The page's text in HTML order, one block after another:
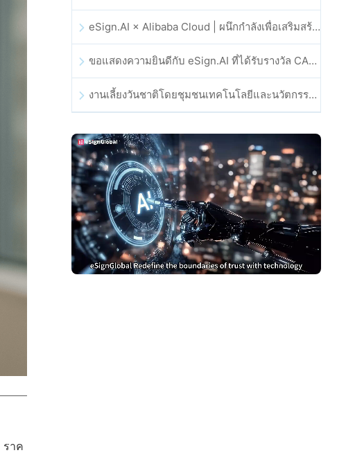
ราค
eSign.AI × Alibaba Cloud | ผนึกกำลังเพื่อเสริมสร้างความเชื่อมั่นดิจิทัลระดับโลกสำหรับฟินเทค
ขอแสดงความยินดีกับ eSign.AI ที่ได้รับรางวัล CAHK STAR Award 2025
งานเลี้ยงวันชาติโดยชุมชนเทคโนโลยีและนวัตกรรมฮ่องกง